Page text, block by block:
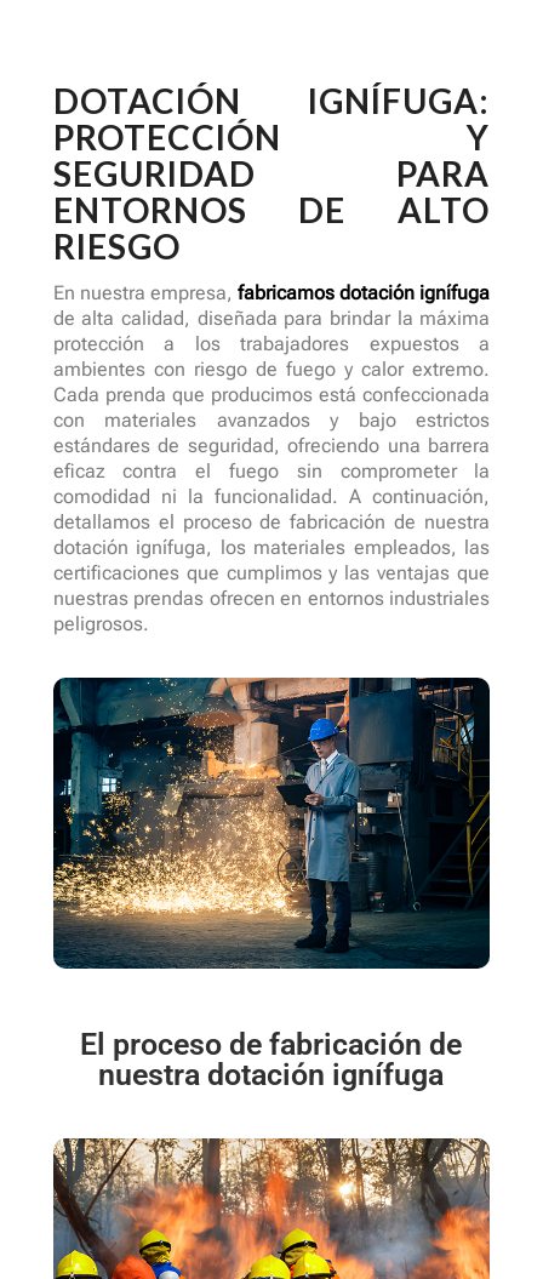
DOTACIÓN IGNÍFUGA:
PROTECCIÓN Y
SEGURIDAD PARA
ENTORNOS DE ALTO
RIESGO
En nuestra empresa,fabricamos dotación ignífuga
de alta calidad, diseñada para brindar la máxima
protección a los trabajadores expuestos a
ambientes con riesgo de fuego y calor extremo.
Cada prenda que producimos está confeccionada
con materiales avanzados y bajo estrictos
estándares de seguridad, ofreciendo una barrera
eficaz contra el fuego sin comprometer la
comodidad ni la funcionalidad. A continuación,
detallamos el proceso de fabricación de nuestra
dotación ignífuga, los materiales empleados, las
certificaciones que cumplimos y las ventajas que
nuestras prendas ofrecen en entornos industriales
peligrosos.
El proceso de fabricación de
nuestra dotación ignífuga